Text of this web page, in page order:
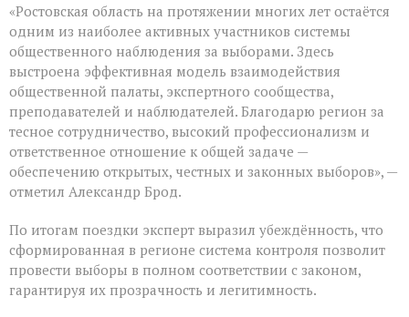
«Ростовская область на протяжении многих лет остаётся
одним из наиболее активных участников системы
общественного наблюдения за выборами. Здесь
выстроена эффективная модель взаимодействия
общественной палаты, экспертного сообщества,
преподавателей и наблюдателей. Благодарю регион за
тесное сотрудничество, высокий профессионализм и
ответственное отношение к общей задаче —
обеспечению открытых, честных и законных выборов», —
отметил Александр Брод.
По итогам поездки эксперт выразил убеждённость, что
сформированная в регионе система контроля позволит
провести выборы в полном соответствии с законом,
гарантируя их прозрачность и легитимность.